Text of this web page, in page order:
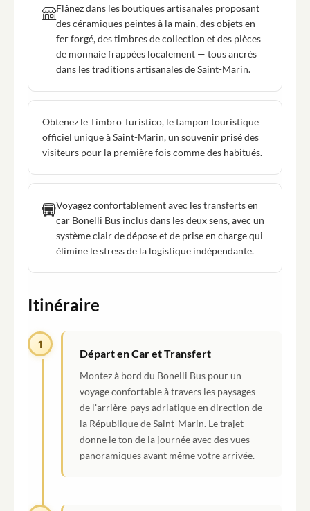
Flânez dans les boutiques artisanales proposant
des céramiques peintes à la main, des objets en
fer forgé, des timbres de collection et des pièces
de monnaie frappées localement — tous ancrés
dans les traditions artisanales de Saint-Marin.
Obtenez le Timbro Turistico, le tampon touristique
officiel unique à Saint-Marin, un souvenir prisé des
visiteurs pour la première fois comme des habitués.
Voyagez confortablement avec les transferts en
car Bonelli Bus inclus dans les deux sens, avec un
système clair de dépose et de prise en charge qui
élimine le stress de la logistique indépendante.
Itinéraire
1
Départ en Car et Transfert
Montez à bord du Bonelli Bus pour un
voyage confortable à travers les paysages
de l'arrière-pays adriatique en direction de
la République de Saint-Marin. Le trajet
donne le ton de la journée avec des vues
panoramiques avant même votre arrivée.